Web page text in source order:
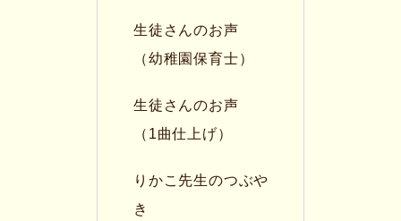
生徒さんのお声
（幼稚園保育士）
生徒さんのお声
（1曲仕上げ）
りかこ先生のつぶや
き